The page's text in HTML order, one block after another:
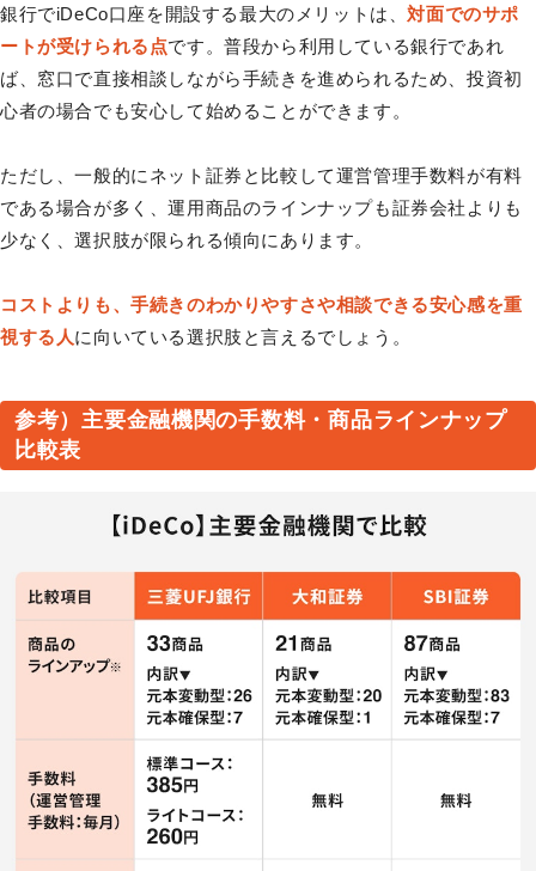
銀行でiDeCo口座を開設する最大のメリットは、対面でのサポ
ートが受けられる点です。普段から利用している銀行であれ
ば、窓口で直接相談しながら手続きを進められるため、投資初
心者の場合でも安心して始めることができます。
ただし、一般的にネット証券と比較して運営管理手数料が有料
である場合が多く、運用商品のラインナップも証券会社よりも
少なく、選択肢が限られる傾向にあります。
コストよりも、手続きのわかりやすさや相談できる安心感を重
視する人に向いている選択肢と言えるでしょう。
参考）主要金融機関の手数料・商品ラインナップ
比較表